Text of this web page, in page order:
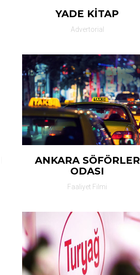
YADE KİTAP
Advertorial
ANKARA SÖFÖRLER
ODASI
Faaliyet Filmi